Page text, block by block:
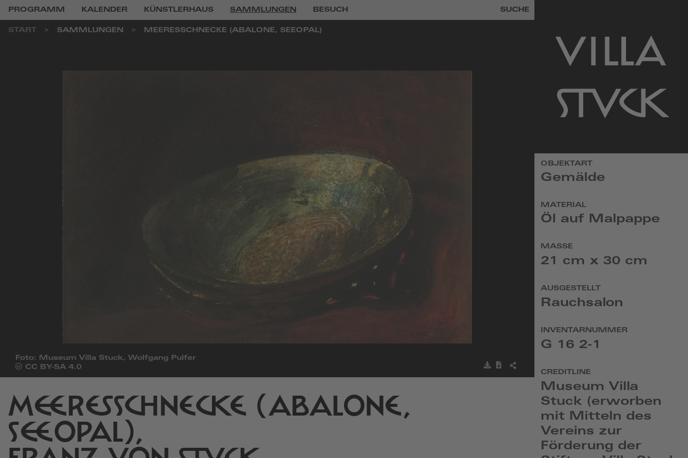
PROGRAMM KALENDER KÜNSTLERHAUS SAMMLUNGEN BESUCH SUCHE
START SAMMLUNGEN MEERESSCHNECKE (ABALONE, SEEOPAL)
Foto: Museum Villa Stuck, Wolfgang Pulfer
CC BY-SA 4.0Öffnet
die
von
Creative
Commons
in
einem
neuen
Fenster
BildMetadaten
herunterladen
BILD
MEERESSCHNECKE (ABALONE,
SEEOPAL),
Startseite
OBJEKTART
Gemälde
MATERIAL
Öl auf Malpappe
MASSE
21 cm x 30 cm
AUSGESTELLT
Rauchsalon
INVENTARNUMMER
G 16 2-1
CREDITLINE
Museum Villa
Stuck (erworben
mit Mitteln des
Vereins zur
Förderung der